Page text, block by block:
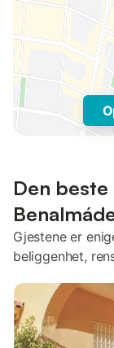
Den
Gjestene er
beliggenhet,